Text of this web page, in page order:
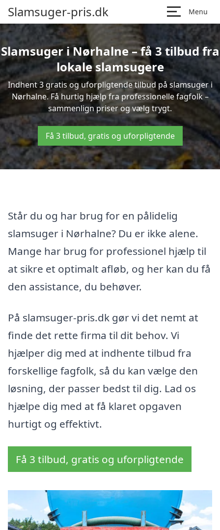
Slamsuger-pris.dk Menu
Slamsuger i Nørhalne – få 3 tilbud fra
lokale slamsugere
Indhent 3 gratis og uforpligtende tilbud på slamsuger i
Nørhalne. Få hurtig hjælp fra professionelle fagfolk –
sammenlign priser og vælg trygt.
Få 3 tilbud, gratis og uforpligtende
Står du og har brug for en pålidelig
slamsuger i Nørhalne? Du er ikke alene.
Mange har brug for professionel hjælp til
at sikre et optimalt afløb, og her kan du få
den assistance, du behøver.
På slamsuger-pris.dk gør vi det nemt at
finde det rette firma til dit behov. Vi
hjælper dig med at indhente tilbud fra
forskellige fagfolk, så du kan vælge den
løsning, der passer bedst til dig. Lad os
hjælpe dig med at få klaret opgaven
hurtigt og effektivt.
Få 3 tilbud, gratis og uforpligtende